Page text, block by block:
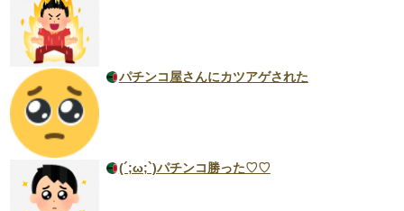
パチンコ屋さんにカツアゲされた
(´;ω;`)パチンコ勝った♡♡